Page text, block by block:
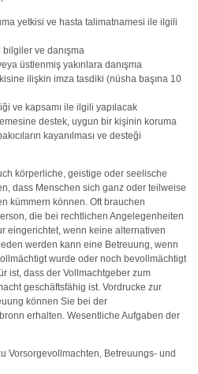
yetkisi ve hasta talimatnamesi ile ilgili
ve danışma
üstlenmiş yakınlara danışma
ilişkin imza tasdiki (nüsha başına 10
ve kapsamı ile ilgili yapılacak
destek, uygun bir kişinin koruma
kayanılması ve desteği
körperliche, geistige oder seelische
dass Menschen sich ganz oder teilweise
kümmern können. Oft brauchen
die bei rechtlichen Angelegenheiten
eingerichtet, wenn keine alternativen
werden kann eine Betreuung, wenn
wurde oder noch bevollmächtigt
ist, dass der Vollmachtgeber zum
geschäftsfähig ist. Vordrucke zur
können Sie bei der
erhalten. Wesentliche Aufgaben der
Vorsorgevollmachten, Betreuungs- und